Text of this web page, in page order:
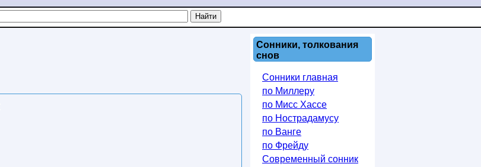
Сонники, толкования
снов
Сонники главная
по Миллеру
по Мисс Хассе
по Нострадамусу
по Ванге
по Фрейду
Современный сонник